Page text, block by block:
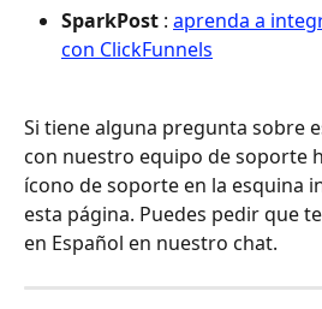
SparkPost : aprenda a
con ClickFunnels
Si tiene alguna pregunta sobre
con nuestro equipo de soporte
ícono de soporte en la esquina
esta página. Puedes pedir que
en Español en nuestro chat.